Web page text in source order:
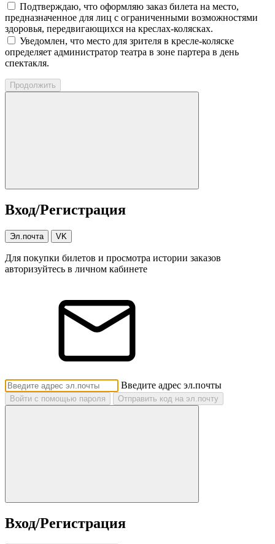
Подтверждаю, что оформляю заказ билета на место,
предназначенное для лиц с ограниченными возможностями
здоровья, передвигающихся на креслах-колясках.
Уведомлен, что место для зрителя в кресле-коляске
определяет администратор театра в зоне партера в день
спектакля.
Продолжить
Вход/Регистрация
Эл.почта VK
Для покупки билетов и просмотра истории заказов
авторизуйтесь в личном кабинете
Введите адрес эл.почты
Войти с помощью пароля Отправить код на эл.почту
Вход/Регистрация